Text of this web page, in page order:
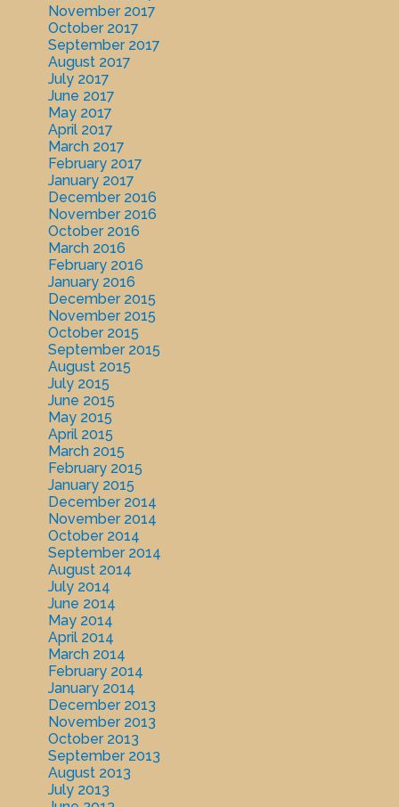
November 2017
October 2017
September 2017
August 2017
July 2017
June 2017
May 2017
April 2017
March 2017
February 2017
January 2017
December 2016
November 2016
October 2016
March 2016
February 2016
January 2016
December 2015
November 2015
October 2015
September 2015
August 2015
July 2015
June 2015
May 2015
April 2015
March 2015
February 2015
January 2015
December 2014
November 2014
October 2014
September 2014
August 2014
July 2014
June 2014
May 2014
April 2014
March 2014
February 2014
January 2014
December 2013
November 2013
October 2013
September 2013
August 2013
July 2013